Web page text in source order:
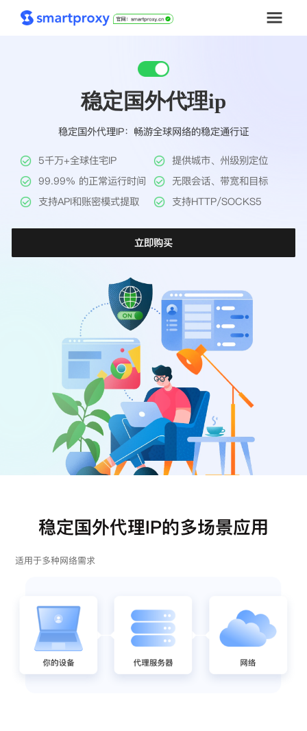
解决方案
工具
帮助中心
稳定国外代理ip
稳定国外代理IP：畅游全球网络的稳定通行证
5千万+全球住宅IP
提供城市、州级别定位
99.99% 的正常运行时间
无限会话、带宽和目标
支持API和账密模式提取
支持HTTP/SOCKS5
立即购买
稳定国外代理IP的多场景应用
适用于多种网络需求